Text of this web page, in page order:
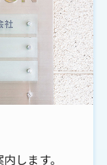
します。